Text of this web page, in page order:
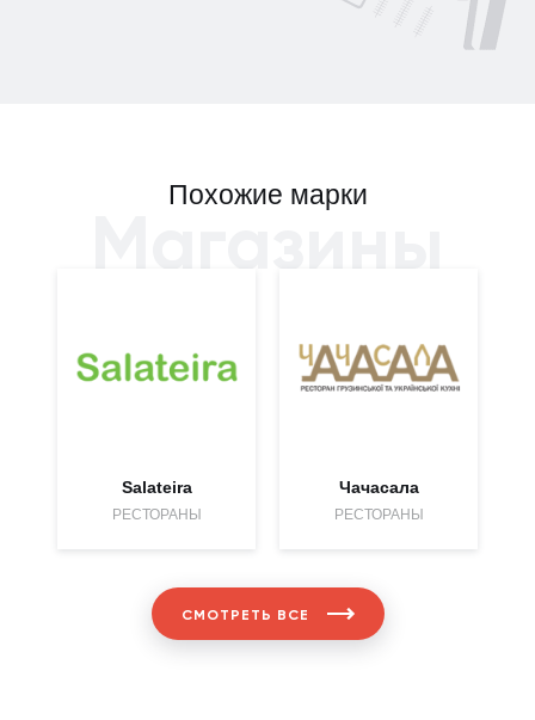
Похожие марки
Salateira
РЕСТОРАНЫ
Чачасала
РЕСТОРАНЫ
СМОТРЕТЬ ВСЕ